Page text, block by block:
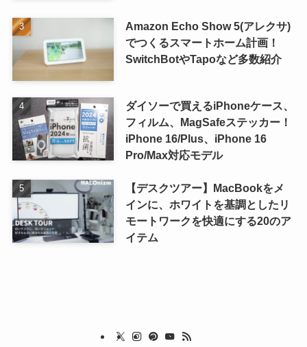
Amazon Echo Show 5(アレクサ)
でつくるスマートホーム計画！
SwitchBotやTapoなど多数紹介
ダイソーで買えるiPhoneケース、
フィルム、MagSafeステッカー！
iPhone 16/Plus、iPhone 16
Pro/Max対応モデル
【デスクツアー】MacBookをメ
インに、ホワイトを基調としたリ
モートワークを快適にする20のア
イテム